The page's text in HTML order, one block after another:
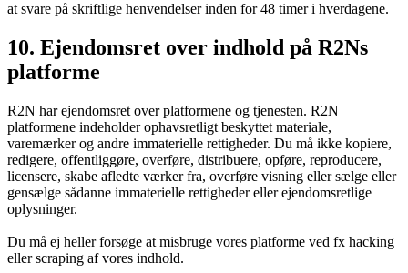
at svare på skriftlige henvendelser inden for 48 timer i hverdagene.
10. Ejendomsret over indhold på R2Ns
platforme
R2N har ejendomsret over platformene og tjenesten. R2N
platformene indeholder ophavsretligt beskyttet materiale,
varemærker og andre immaterielle rettigheder. Du må ikke kopiere,
redigere, offentliggøre, overføre, distribuere, opføre, reproducere,
licensere, skabe afledte værker fra, overføre visning eller sælge eller
gensælge sådanne immaterielle rettigheder eller ejendomsretlige
oplysninger.
Du må ej heller forsøge at misbruge vores platforme ved fx hacking
eller scraping af vores indhold.